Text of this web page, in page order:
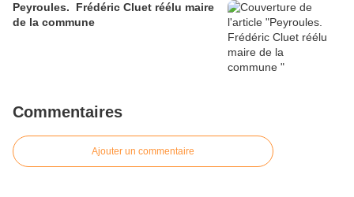
l’association Sport Culture Patrimoine
a une nouvelle fois transformé
Peyroules. Frédéric Cluet réélu maire
de la commune
Commentaires
Ajouter un commentaire